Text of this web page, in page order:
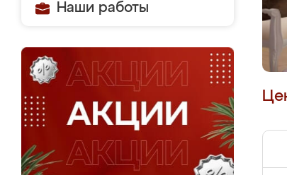
Наши работы